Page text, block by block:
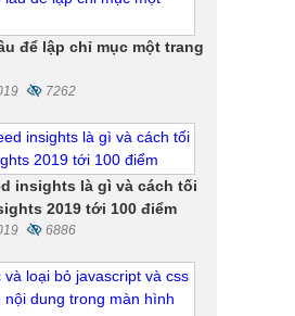
để lập chỉ mục một trang
7262
insights là gì và cách tối
2019 tới 100 điểm
6886